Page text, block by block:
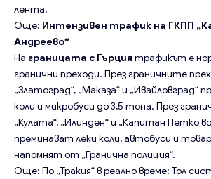
лента.
Още: Интензивен трафик на ГКПП
Андреево“
На границата с Гърция трафикът е
гранични преходи. През граничните
„Златоград“, „Маказа“ и „Ивайловград“
коли и микробуси до 3,5 тона. През
„Кулата“, „Илинден“ и „Капитан Петко
преминават леки коли, автобуси и
напомнят от „Гранична полиция“.
Още: По „Тракия“ в реално време: Тол